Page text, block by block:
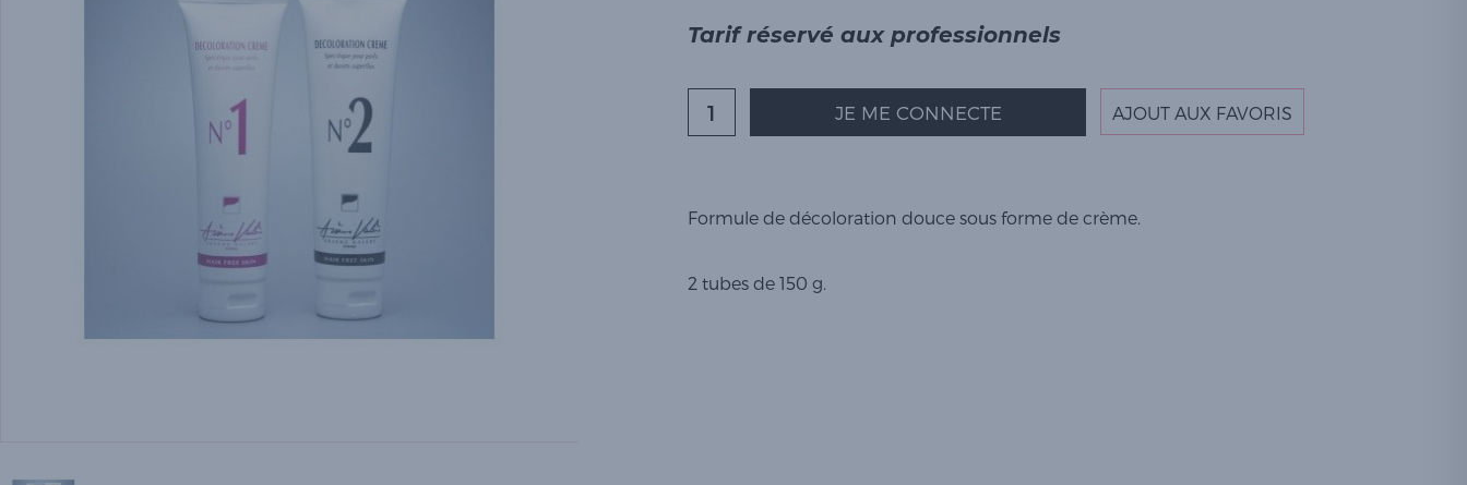
Tarif réservé aux professionnels
JE ME CONNECTE AJOUT AUX FAVORIS
Formule de décoloration douce sous forme de crème.
2 tubes de 150 g.